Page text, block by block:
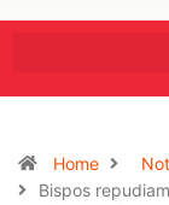
Home
Bispos